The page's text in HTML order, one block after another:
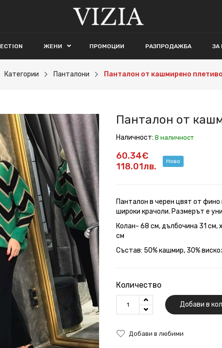
ЖЕНИ ПРОМОЦИИ РАЗПРОДАЖБА ЗА
Категории Панталони Панталон от кашмирено
Панталон от
Наличност: В наличност
60.34€
118.01лв.
Ново
Панталон в черен цвят от
широки крачоли. Размерът е
Колан- 68 см, дълбочина 31 см,
см
Състав: 50% кашмир, 30%
Количество
Добави в
Добави в любими